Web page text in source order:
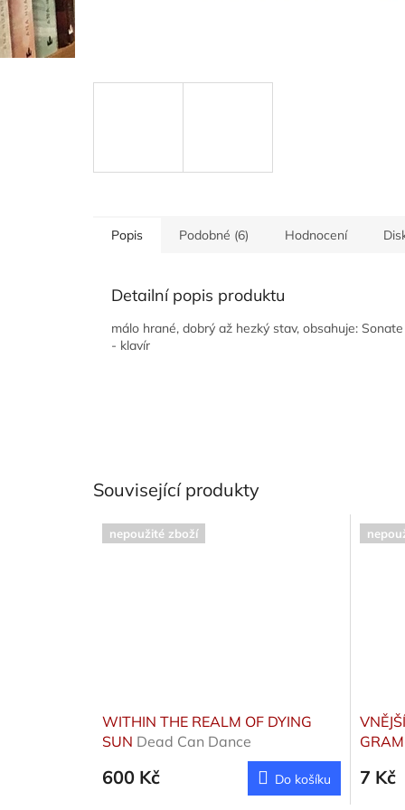
Popis Podobné (6) Hodnocení
Detailní popis produktu
málo hrané, dobrý až hezký stav, obsahuje:
- klavír
Související produkty
nepoužité zboží
WITHIN THE REALM OF DYING
SUN Dead Can Dance
600 Kč Do košíku 7 Kč